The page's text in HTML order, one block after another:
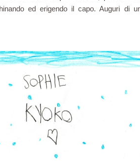
ed erigendo il capo. Auguri di